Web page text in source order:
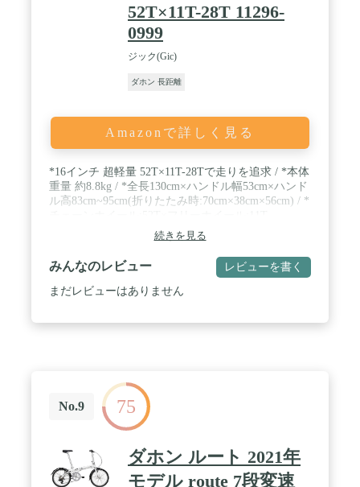
52T×11T-28T 11296-
0999
ジック(Gic)
ダホン 長距離
Amazonで詳しく見る
*16インチ 超軽量 52T×11T-28Tで走りを追求 / *本体
重量 約8.8kg / *全長130cm×ハンドル幅53cm×ハンド
ル高83cm~95cm(折りたたみ時:70cm×38cm×56cm) / *
28T(7speed) / *タイヤ:16×1.5インチ / *フレーム材質:
アルミ / *シートポスト径:Φ33.9mm / *サドル
高:69cm~95cm(適応身長:140cm以上) / *フレームサ
イズ:240mm
続きを見る
みんなのレビュー レビューを書く
まだレビューはありません
No.9 75
ダホン ルート 2021年
モデル route 7段変速